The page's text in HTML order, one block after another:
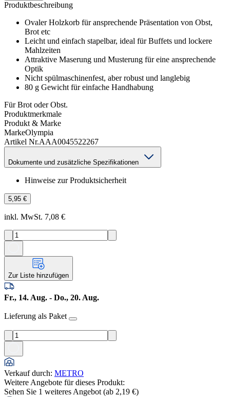
Produktbeschreibung
Ovaler Holzkorb für ansprechende Präsentation von Obst,
Brot etc
Leicht und einfach stapelbar, ideal für Buffets und lockere
Mahlzeiten
Attraktive Maserung und Musterung für eine ansprechende
Optik
Nicht spülmaschinenfest, aber robust und langlebig
80 g Gewicht für einfache Handhabung
Für Brot oder Obst.
Produktmerkmale
Produkt & Marke
MarkeOlympia
Artikel Nr.AAA0045522267
Dokumente und zusätzliche Spezifikationen
Hinweise zur Produktsicherheit
5,95 €
inkl. MwSt. 7,08 €
Zur Liste hinzufügen
Fr., 14. Aug. - Do., 20. Aug.
Lieferung als Paket
Verkauf durch: METRO
Weitere Angebote für dieses Produkt:
Sehen Sie 1 weiteres Angebot (ab 2,19 €)